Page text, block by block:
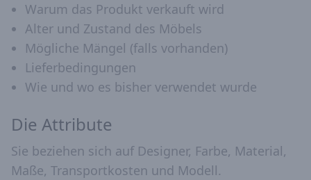
Warum das Produkt verkauft wird
Alter und Zustand des Möbels
Mögliche Mängel (falls vorhanden)
Lieferbedingungen
Wie und wo es bisher verwendet wurde
Die Attribute
Sie beziehen sich auf Designer, Farbe, Material,
Maße, Transportkosten und Modell.